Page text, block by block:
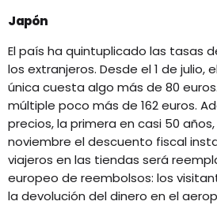
Japón
El país ha quintuplicado las tasas
los extranjeros. Desde el 1 de julio,
única cuesta algo más de 80
múltiple poco más de 162 euros.
precios, la primera en casi 50
noviembre el descuento fiscal
viajeros en las tiendas será
europeo de reembolsos: los
la devolución del dinero en el